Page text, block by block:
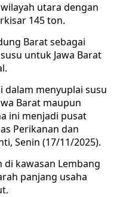
utara dengan
145 ton.
Barat sebagai
untuk Jawa Barat
dalam menyuplai susu
Barat maupun
ini menjadi pusat
Perikanan dan
Senin (17/11/2025).
kawasan Lembang
panjang usaha